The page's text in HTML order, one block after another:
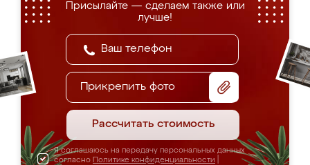
Присылайте — сделаем также или
лучше!
Прикрепить фото
Рассчитать стоимость
Я соглашаюсь на передачу персональных данных
согласно Политике конфиденциальности